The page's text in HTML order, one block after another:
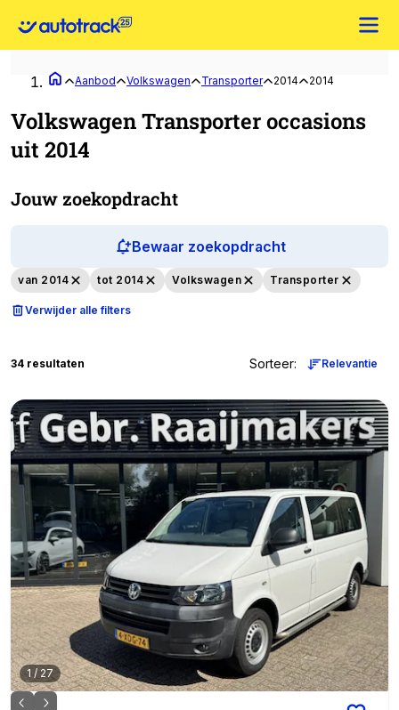
Aanbod Volkswagen Transporter 2014 2014
Volkswagen Transporter occasions
uit 2014
Jouw zoekopdracht
Bewaar zoekopdracht
van 2014 tot 2014 Volkswagen Transporter
Verwijder alle filters
34 resultaten Sorteer: Relevantie
1 / 27